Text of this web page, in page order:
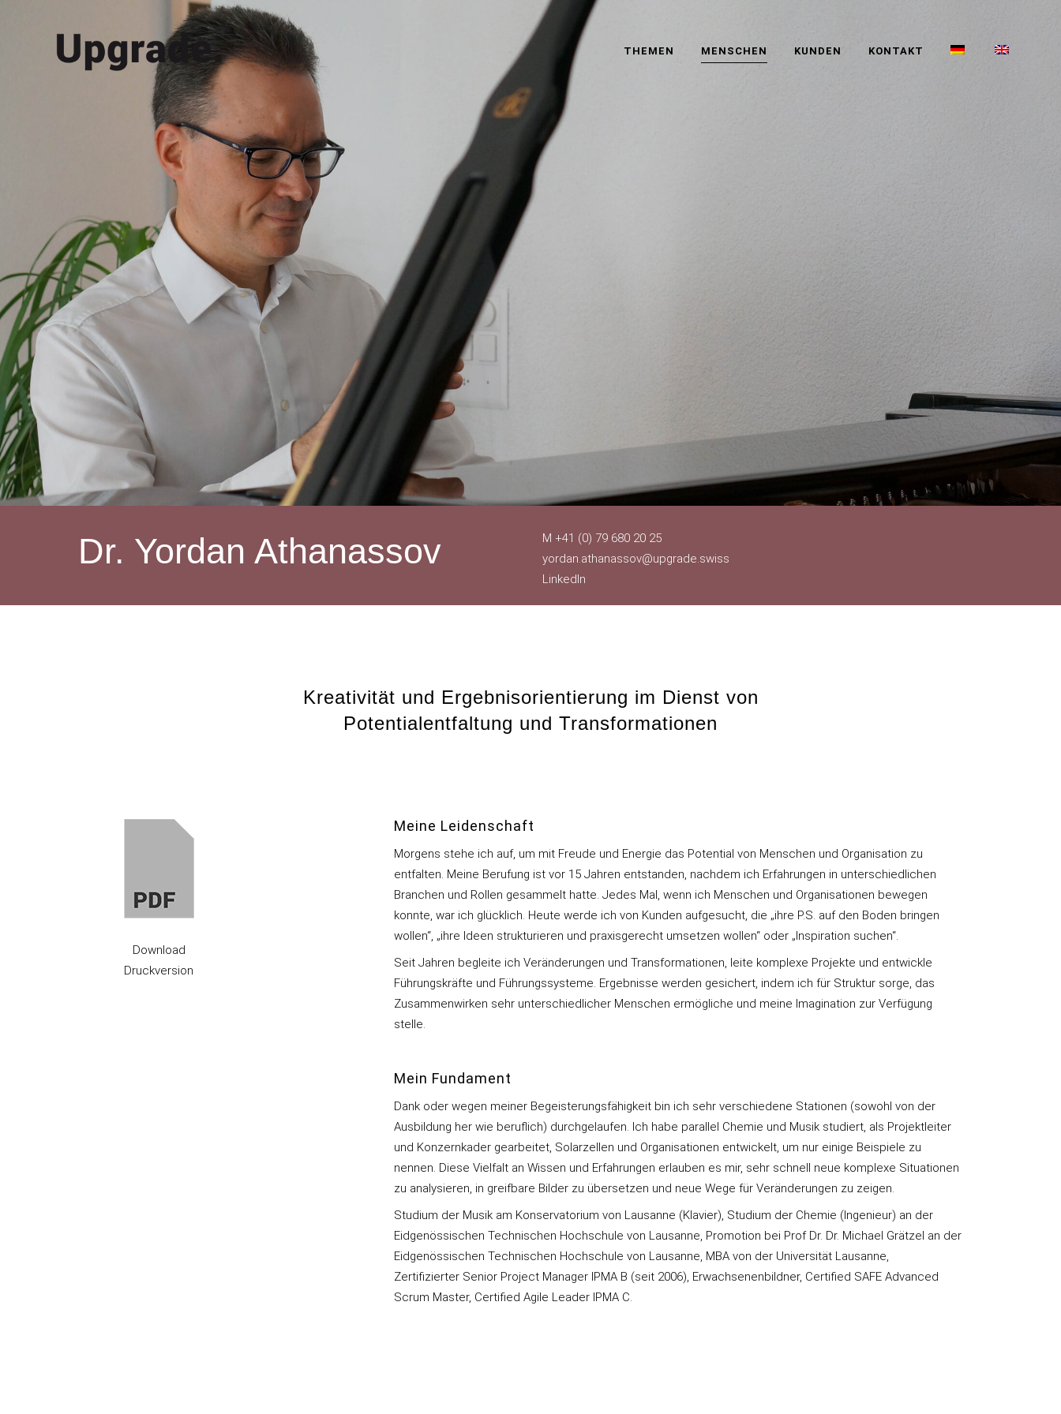
THEMEN MENSCHEN KUNDEN KONTAKT
Dr. Yordan Athanassov
M +41 (0) 79 680 20 25
yordan.athanassov@upgrade.swiss
LinkedIn
Kreativität und Ergebnisorientierung im Dienst von
Potentialentfaltung und Transformationen
Download
Druckversion
Meine Leidenschaft
Morgens stehe ich auf, um mit Freude und Energie das Potential von Menschen und Organisation zu
entfalten. Meine Berufung ist vor 15 Jahren entstanden, nachdem ich Erfahrungen in unterschiedlichen
Branchen und Rollen gesammelt hatte. Jedes Mal, wenn ich Menschen und Organisationen bewegen
konnte, war ich glücklich. Heute werde ich von Kunden aufgesucht, die „ihre P.S. auf den Boden bringen
wollen“, „ihre Ideen strukturieren und praxisgerecht umsetzen wollen“ oder „Inspiration suchen“.
Seit Jahren begleite ich Veränderungen und Transformationen, leite komplexe Projekte und entwickle
Führungskräfte und Führungssysteme. Ergebnisse werden gesichert, indem ich für Struktur sorge, das
Zusammenwirken sehr unterschiedlicher Menschen ermögliche und meine Imagination zur Verfügung
stelle.
Mein Fundament
Dank oder wegen meiner Begeisterungsfähigkeit bin ich sehr verschiedene Stationen (sowohl von der
Ausbildung her wie beruflich) durchgelaufen. Ich habe parallel Chemie und Musik studiert, als Projektleiter
und Konzernkader gearbeitet, Solarzellen und Organisationen entwickelt, um nur einige Beispiele zu
nennen. Diese Vielfalt an Wissen und Erfahrungen erlauben es mir, sehr schnell neue komplexe Situationen
zu analysieren, in greifbare Bilder zu übersetzen und neue Wege für Veränderungen zu zeigen.
Studium der Musik am Konservatorium von Lausanne (Klavier), Studium der Chemie (Ingenieur) an der
Eidgenössischen Technischen Hochschule von Lausanne, Promotion bei Prof Dr. Dr. Michael Grätzel an der
Eidgenössischen Technischen Hochschule von Lausanne, MBA von der Universität Lausanne,
Zertifizierter Senior Project Manager IPMA B (seit 2006), Erwachsenenbildner, Certified SAFE Advanced
Scrum Master, Certified Agile Leader IPMA C.